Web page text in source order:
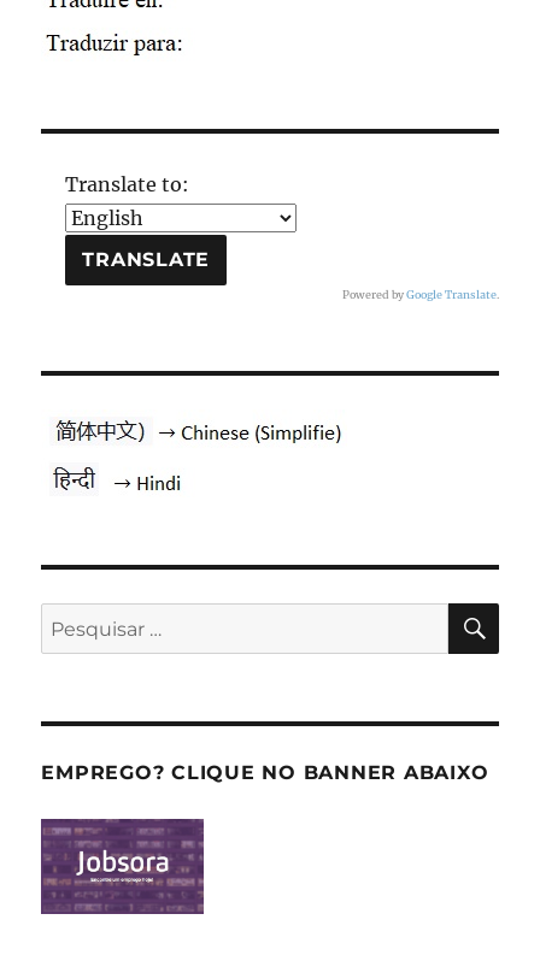
Translate to:
Powered byGoogle Translate.
Pesquisar
por:
EMPREGO? CLIQUE NO BANNER ABAIXO